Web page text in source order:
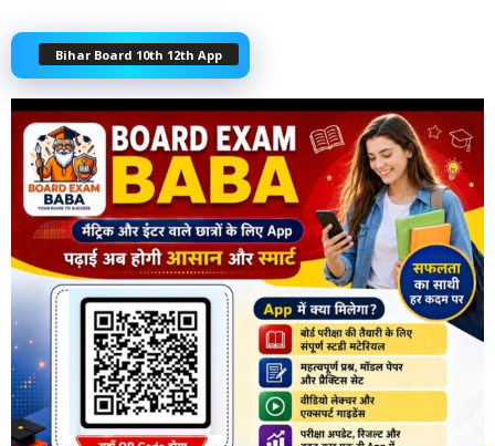
Bihar Board 10th 12th App